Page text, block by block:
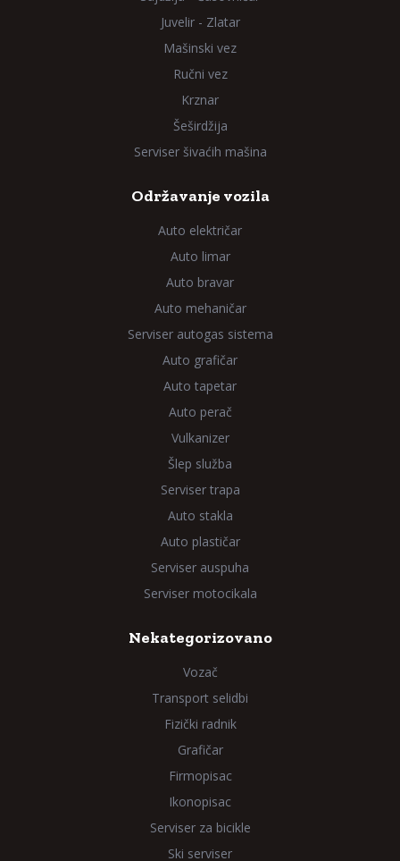
Juvelir - Zlatar
Mašinski vez
Ručni vez
Krznar
Šeširdžija
Serviser šivaćih mašina
Održavanje vozila
Auto električar
Auto limar
Auto bravar
Auto mehaničar
Serviser autogas sistema
Auto grafičar
Auto tapetar
Auto perač
Vulkanizer
Šlep služba
Serviser trapa
Auto stakla
Auto plastičar
Serviser auspuha
Serviser motocikala
Nekategorizovano
Vozač
Transport selidbi
Fizički radnik
Grafičar
Firmopisac
Ikonopisac
Serviser za bicikle
Ski serviser